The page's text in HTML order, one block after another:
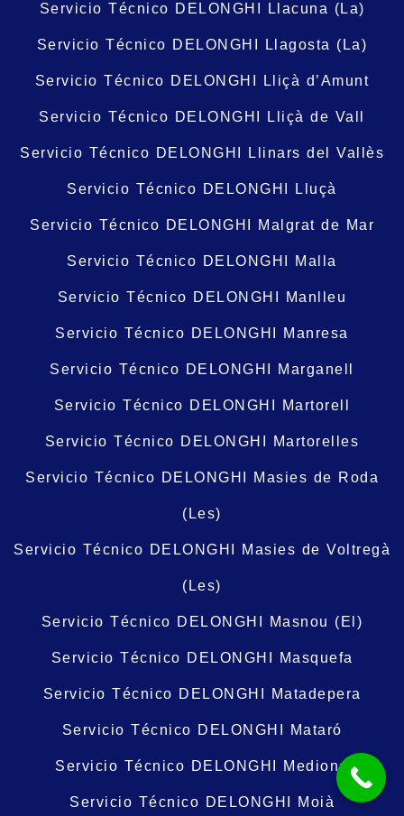
Servicio Técnico DELONGHI Llacuna (La)
Servicio Técnico DELONGHI Llagosta (La)
Servicio Técnico DELONGHI Lliçà d’Amunt
Servicio Técnico DELONGHI Lliçà de Vall
Servicio Técnico DELONGHI Llinars del Vallès
Servicio Técnico DELONGHI Lluçà
Servicio Técnico DELONGHI Malgrat de Mar
Servicio Técnico DELONGHI Malla
Servicio Técnico DELONGHI Manlleu
Servicio Técnico DELONGHI Manresa
Servicio Técnico DELONGHI Marganell
Servicio Técnico DELONGHI Martorell
Servicio Técnico DELONGHI Martorelles
Servicio Técnico DELONGHI Masies de Roda
(Les)
Servicio Técnico DELONGHI Masies de Voltregà
(Les)
Servicio Técnico DELONGHI Masnou (El)
Servicio Técnico DELONGHI Masquefa
Servicio Técnico DELONGHI Matadepera
Servicio Técnico DELONGHI Mataró
Servicio Técnico DELONGHI Mediona
Servicio Técnico DELONGHI Moià